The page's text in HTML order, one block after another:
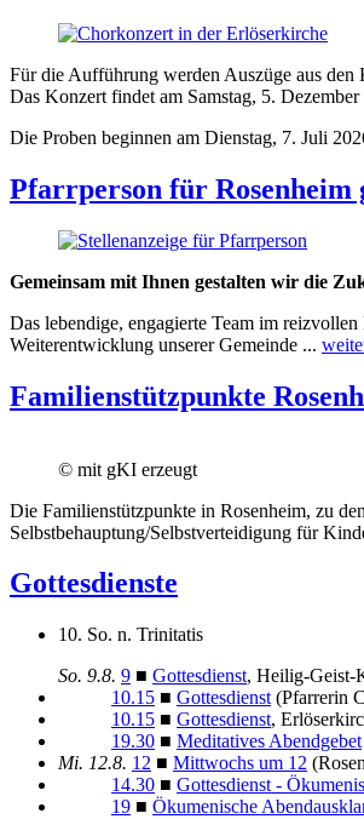
Für die Aufführung werden Auszüge aus den
Das Konzert findet am Samstag, 5.
Die Proben beginnen am Dienstag, 7. Juli
Pfarrperson für Rosenheim
Gemeinsam mit Ihnen gestalten wir die
Das lebendige, engagierte Team im
Weiterentwicklung unserer Gemeinde ...
Familienstützpunkte
© mit gKI erzeugt
Die Familienstützpunkte in Rosenheim, zu
Selbstbehauptung/Selbstverteidigung für
Gottesdienste
10. So. n. Trinitatis
So. 9.8. 9 ■ Gottesdienst, Heilig-Geist-
10.15 ■ Gottesdienst (Pfarrerin
10.15 ■ Gottesdienst,
19.30 ■ Meditatives Abendgebet
Mi. 12.8. 12 ■ Mittwochs um 12
14.30 ■ Gottesdienst -
19 ■ Ökumenische